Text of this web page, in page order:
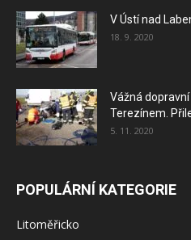
V Ústí nad
18. 9. 2020
Vážná
Terezínem.
5. 11. 2020
POPULÁRNÍ KATEGORIE
Litoměřicko